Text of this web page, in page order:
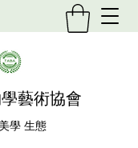
藝術協會
學 生態